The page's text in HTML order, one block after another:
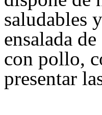
saludables
ensalada
con pollo,
presentar